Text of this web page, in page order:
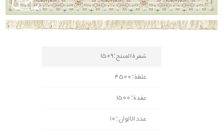
شفرة المنتج : 1509
غلظة : 4500
عقدة : 1500
عدد الألوان : 10